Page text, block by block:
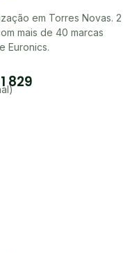
em Torres Novas. 2
mais de 40 marcas
Euronics.
829